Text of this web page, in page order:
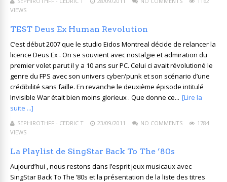
VIEWS
TEST Deus Ex Human Revolution
C’est début 2007 que le studio Eidos Montreal décide de relancer la
licence Deus Ex . On se souvient avec nostalgie et admiration du
premier volet parut il y a 10 ans sur PC. Celui ci avait révolutioné le
genre du FPS avec son univers cyber/punk et son scénario d’une
crédibilité sans faille. En revanche le deuxième épisode intitulé
Invisible War était bien moins glorieux . Que donne ce... [Lire la
suite ...]
SEPHIROTHFF - CEDRIC T 23/09/2011 NO COMMENTS
1784
VIEWS
La Playlist de SingStar Back To The ’80s
Aujourd’hui , nous restons dans l’esprit jeux musicaux avec
SingStar Back To The ’80s et la présentation de la liste des titres